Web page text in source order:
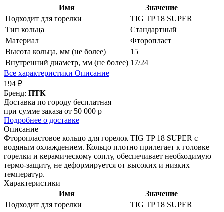
Имя
Значение
Подходит для горелки
TIG TP 18 SUPER
Тип кольца
Стандартный
Материал
Фторопласт
Высота кольца, мм (не более)
15
Внутренний диаметр, мм (не более) 17/24
Все характеристики Описание
194 ₽
Бренд: ПТК
Доставка по городу бесплатная
при сумме заказа от 50 000 р
Подробнее о доставке
Описание
Фторопластовое кольцо для горелок TIG TP 18 SUPER с
водяным охлаждением. Кольцо плотно прилегает к головке
горелки и керамическому соплу, обеспечивает необходимую
термо-защиту, не деформируется от высоких и низких
температур.
Характеристики
Имя
Значение
Подходит для горелки
TIG TP 18 SUPER